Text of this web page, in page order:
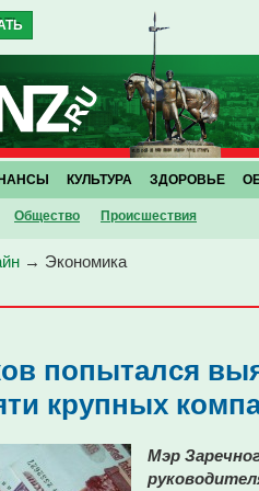
Общество Проиcшествия
КУЛЬТУРА ЗДОРОВЬЕ
→ Экономика
попытался
крупных
Мэр